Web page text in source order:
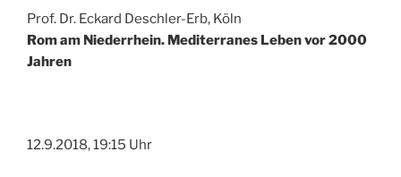
Prof. Dr. Eckard Deschler-Erb, Köln
Rom am Niederrhein. Mediterranes Leben vor 2000
Jahren
12.9.2018, 19:15 Uhr